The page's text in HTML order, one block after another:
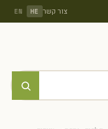
צור קשר HE
EN